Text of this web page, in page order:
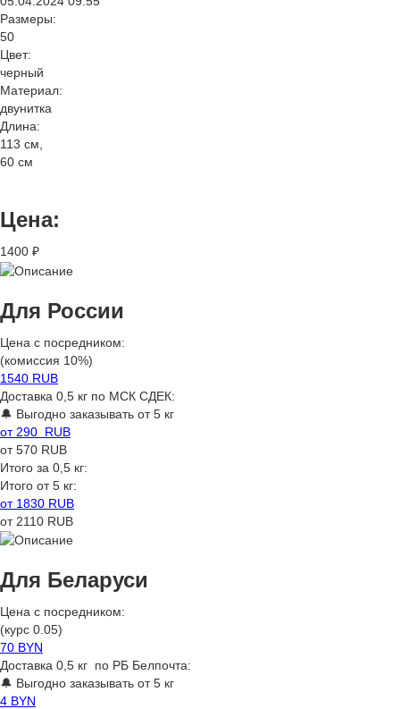
Размеры:
50
Цвет:
черный
Материал:
двунитка
Длина:
113 см,
60 см
Цена:
1400 ₽
Для России
Цена с посредником:
(комиссия 10%)
1540 RUB
Доставка 0,5 кг по МСК СДЕК:
🔔 Выгодно заказывать от 5 кг
от 290 RUB
от 570 RUB
Итого за 0,5 кг:
Итого от 5 кг:
от 1830 RUB
от 2110 RUB
Для Беларуси
Цена с посредником:
(курс 0.05)
70 BYN
Доставка 0,5 кг по РБ Белпочта:
🔔 Выгодно заказывать от 5 кг
4 BYN